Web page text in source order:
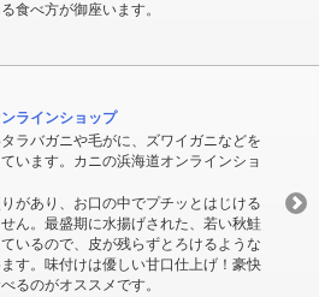
食べ方が御座います。
ラインショップ
ラバガニや毛がに、ズワイガニなどを
います。カニの浜海道オンラインショ
があり、お口の中でプチッとはじける
ん。最盛期に水揚げされた、若い秋鮭
いるので、皮が残らずとろけるような
す。味付けは優しい甘口仕上げ！豪快
るのがオススメです。